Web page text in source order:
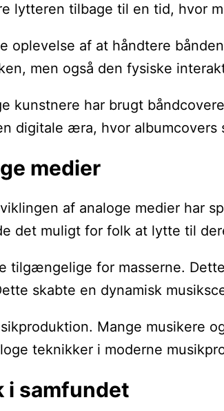
lytteren tilbage til en tid, hvor
oplevelse af at håndtere
men også den fysiske
har brugt
digitale æra, hvor
medier
af analoge medier har
det muligt for folk at lytte til
tilgængelige for masserne.
skabte en dynamisk
Mange
teknikker i moderne
i samfundet